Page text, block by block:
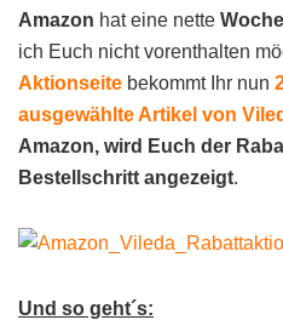
Amazon hat eine nette
ich Euch nicht vorenthalten
Aktionseite bekommt Ihr nun
ausgewählte Artikel von
Amazon, wird Euch der
Bestellschritt angezeigt.
Und so geht´s: